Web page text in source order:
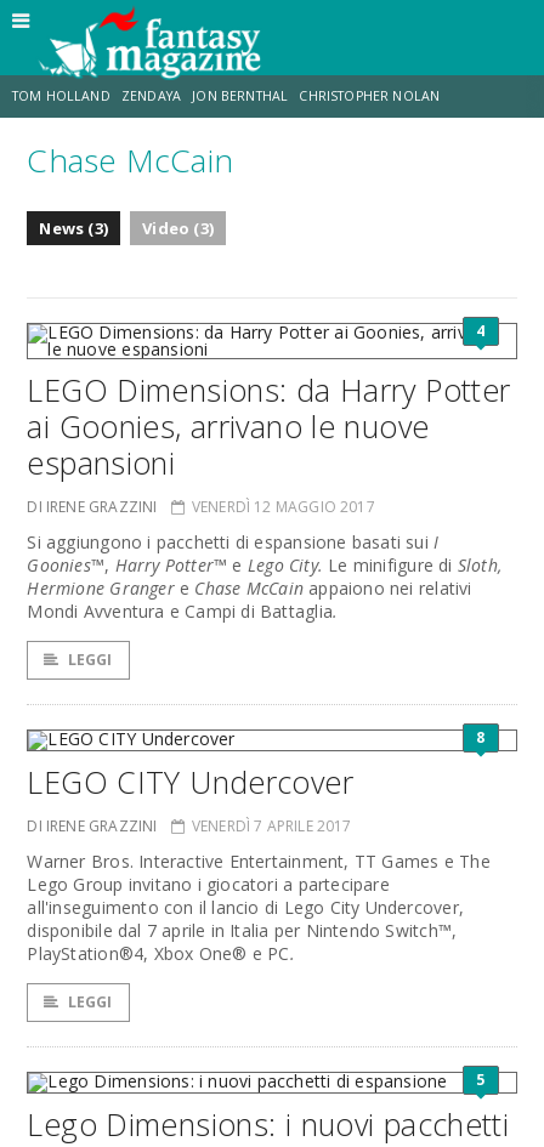
TOM HOLLAND ZENDAYA JON BERNTHAL CHRISTOPHER NOLAN
STRANIMONDI LUCCA COMICS & GAMES
Chase McCain
News (3) Video (3)
4
LEGO Dimensions: da Harry Potter
ai Goonies, arrivano le nuove
espansioni
DI IRENE GRAZZINI VENERDÌ 12 MAGGIO 2017
Si aggiungono i pacchetti di espansione basati sui I
Goonies™, Harry Potter™ e Lego City. Le minifigure di Sloth,
Hermione Granger e Chase McCain appaiono nei relativi
Mondi Avventura e Campi di Battaglia.
LEGGI
8
LEGO CITY Undercover
DI IRENE GRAZZINI VENERDÌ 7 APRILE 2017
Warner Bros. Interactive Entertainment, TT Games e The
Lego Group invitano i giocatori a partecipare
all'inseguimento con il lancio di Lego City Undercover,
disponibile dal 7 aprile in Italia per Nintendo Switch™,
PlayStation®4, Xbox One® e PC.
LEGGI
5
Lego Dimensions: i nuovi pacchetti